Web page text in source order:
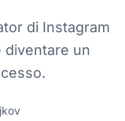
di Instagram
diventare un